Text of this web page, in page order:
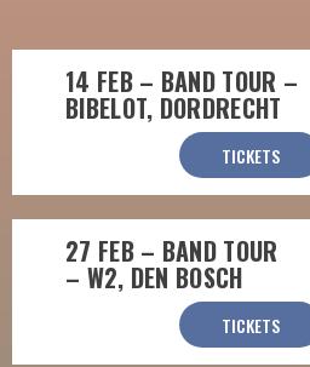
14 FEB – BAND TOUR –
BIBELOT, DORDRECHT
TICKETS
27 FEB – BAND TOUR
– W2, DEN BOSCH
TICKETS